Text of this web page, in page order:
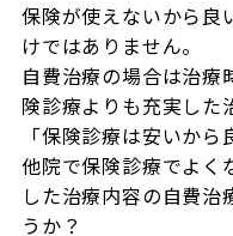
保険が使えないから良
けではありません。
自費治療の場合は治
険診療よりも充実した
「保険診療は安いから
他院で保険診療でよく
した治療内容の自費治
うか？